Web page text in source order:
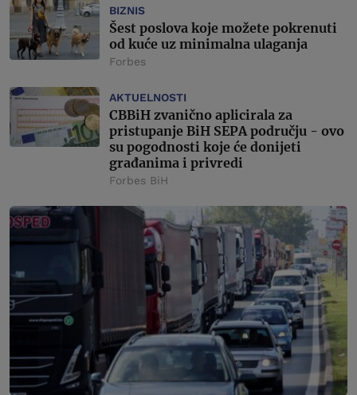
BIZNIS
Šest poslova koje možete pokrenuti
od kuće uz minimalna ulaganja
Forbes
AKTUELNOSTI
CBBiH zvanično aplicirala za
pristupanje BiH SEPA području - ovo
su pogodnosti koje će donijeti
građanima i privredi
Forbes BiH